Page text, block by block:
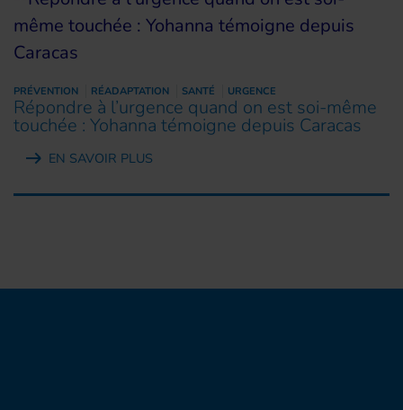
PRÉVENTION RÉADAPTATION SANTÉ URGENCE
Répondre à l’urgence quand on est soi-même
touchée : Yohanna témoigne depuis Caracas
EN SAVOIR PLUS